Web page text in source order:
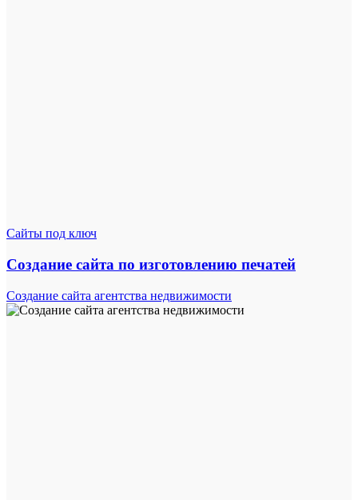
Сайты под ключ
Создание сайта по изготовлению печатей
Создание сайта агентства недвижимости